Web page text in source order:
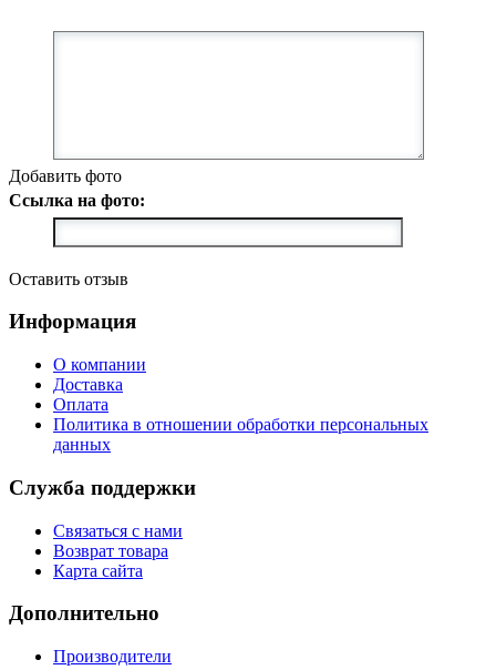
Добавить фото
Ссылка на фото:
Оставить отзыв
Информация
О компании
Доставка
Оплата
Политика в отношении обработки персональных
данных
Служба поддержки
Связаться с нами
Возврат товара
Карта сайта
Дополнительно
Производители